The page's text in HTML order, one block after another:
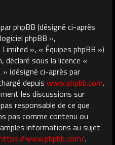
phpBB (désigné ci-après
phpBB »,
», « Équipes phpBB »)
sous la licence «
» (désigné ci-après par
depuis www.phpbb.com.
les discussions sur
responsable de ce que
pas comme contenu ou
informations au sujet
www.phpbb.com/.